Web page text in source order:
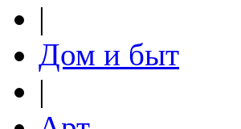
|
Дом и быт
|